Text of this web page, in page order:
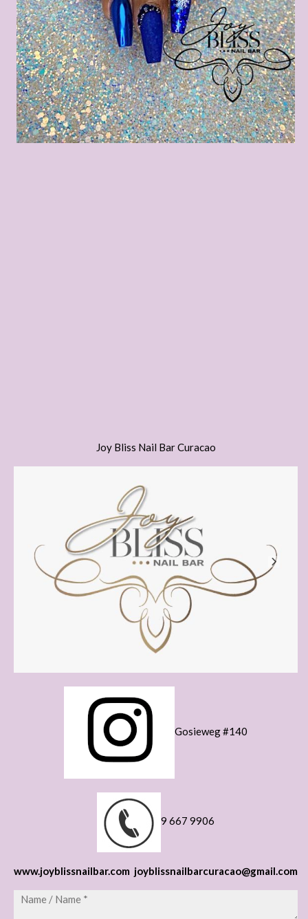
Joy Bliss Nail Bar Curacao
Gosieweg #140
9 667 9906
www.joyblissnailbar.com joyblissnailbarcuracao@gmail.com